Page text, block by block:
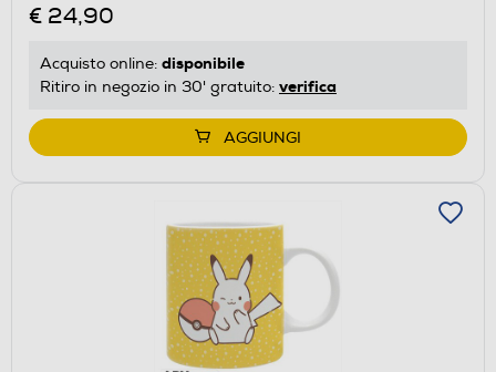
€ 24,90
Acquisto online: disponibile
Ritiro in negozio in 30' gratuito: verifica
AGGIUNGI